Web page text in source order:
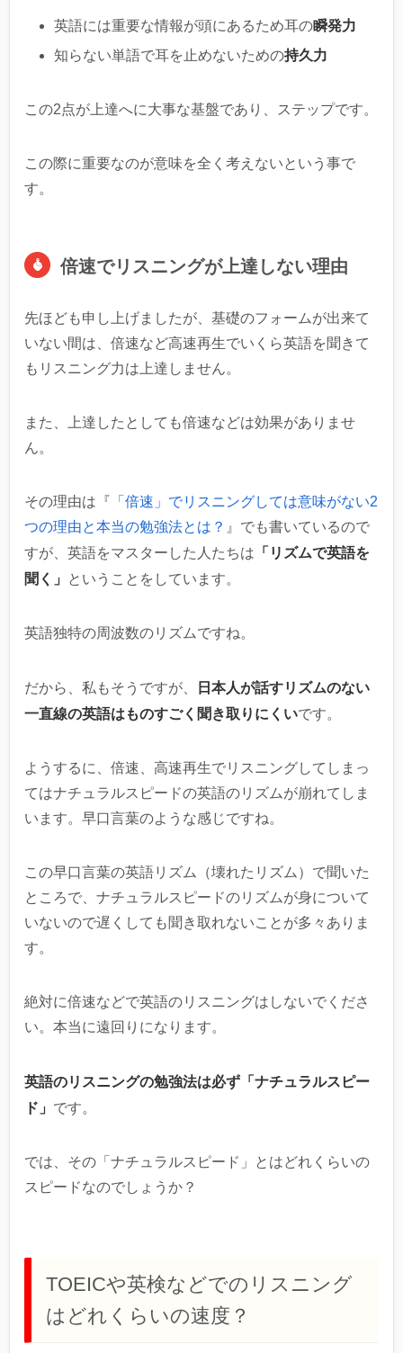
英語には重要な情報が頭にあるため耳の瞬発力
知らない単語で耳を止めないための持久力
この2点が上達へに大事な基盤であり、ステップです。
この際に重要なのが意味を全く考えないという事で
す。
倍速でリスニングが上達しない理由
先ほども申し上げましたが、基礎のフォームが出来て
いない間は、倍速など高速再生でいくら英語を聞きて
もリスニング力は上達しません。
また、上達したとしても倍速などは効果がありませ
ん。
その理由は『 「倍速」でリスニングしては意味がない2
つの理由と本当の勉強法とは？ 』でも書いているので
すが、英語をマスターした人たちは 「リズムで英語を
聞く」
ということをしています。
英語独特の周波数のリズムですね。
だから、私もそうですが、
日本人が話すリズムのない
一直線の英語はものすごく聞き取りにくいです。
ようするに、倍速、高速再生でリスニングしてしまっ
てはナチュラルスピードの英語のリズムが崩れてしま
います。早口言葉のような感じですね。
この早口言葉の英語リズム（壊れたリズム）で聞いた
ところで、ナチュラルスピードのリズムが身について
いないので遅くしても聞き取れないことが多々ありま
す。
絶対に倍速などで英語のリスニングはしないでくださ
い。本当に遠回りになります。
英語のリスニングの勉強法は必ず「ナチュラルスピー
ド」 です。
では、その「ナチュラルスピード」とはどれくらいの
スピードなのでしょうか？
TOEICや英検などでのリスニング
はどれくらいの速度？